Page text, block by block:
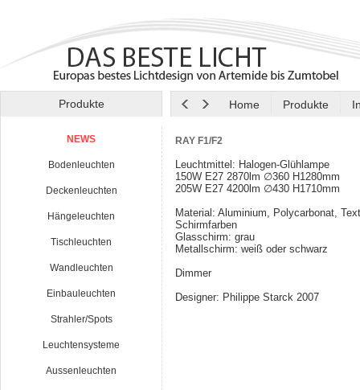
Produkte Home Produkte
NEWS
Bodenleuchten
Deckenleuchten
Hängeleuchten
Tischleuchten
Wandleuchten
Einbauleuchten
Strahler/Spots
Leuchtensysteme
Aussenleuchten
RAY F1/F2
Leuchtmittel: Halogen-Glühlampe
150W E27 2870lm ∅360 H1280mm
205W E27 4200lm ∅430 H1710mm
Material: Aluminium, Polycarbonat,
Schirmfarben
Glasschirm: grau
Metallschirm: weiß oder schwarz
Dimmer
Designer: Philippe Starck 2007